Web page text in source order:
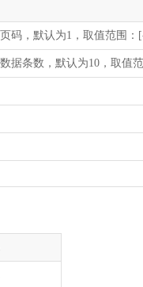
码，默认为1，取值范围
据条数，默认为10，取值